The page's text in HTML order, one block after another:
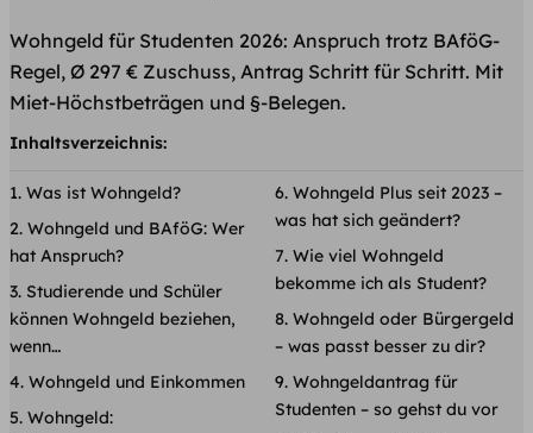
Wohngeld für Studenten 2026: Anspruch trotz BAföG-
Regel, Ø 297 € Zuschuss, Antrag Schritt für Schritt. Mit
Miet-Höchstbeträgen und §-Belegen.
Inhaltsverzeichnis:
Was ist Wohngeld?
Wohngeld und BAföG: Wer
hat Anspruch?
Studierende und Schüler
können Wohngeld beziehen,
wenn…
Wohngeld und Einkommen
Wohngeld:
Wohngeld Plus seit 2023 –
was hat sich geändert?
Wie viel Wohngeld
bekomme ich als Student?
Wohngeld oder Bürgergeld
– was passt besser zu dir?
Wohngeldantrag für
Studenten – so gehst du vor